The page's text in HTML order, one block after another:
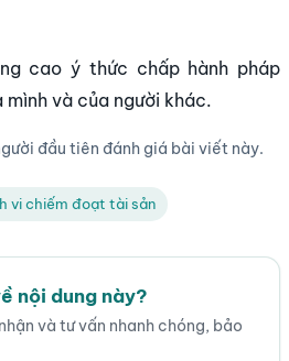
cao ý thức chấp hành pháp
và của người khác.
đầu tiên đánh giá bài viết này.
vi chiếm đoạt tài sản
nội dung này?
và tư vấn nhanh chóng, bảo